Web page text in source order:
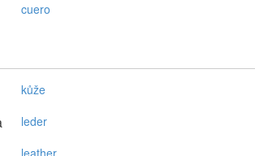
cuero
kůže
leder